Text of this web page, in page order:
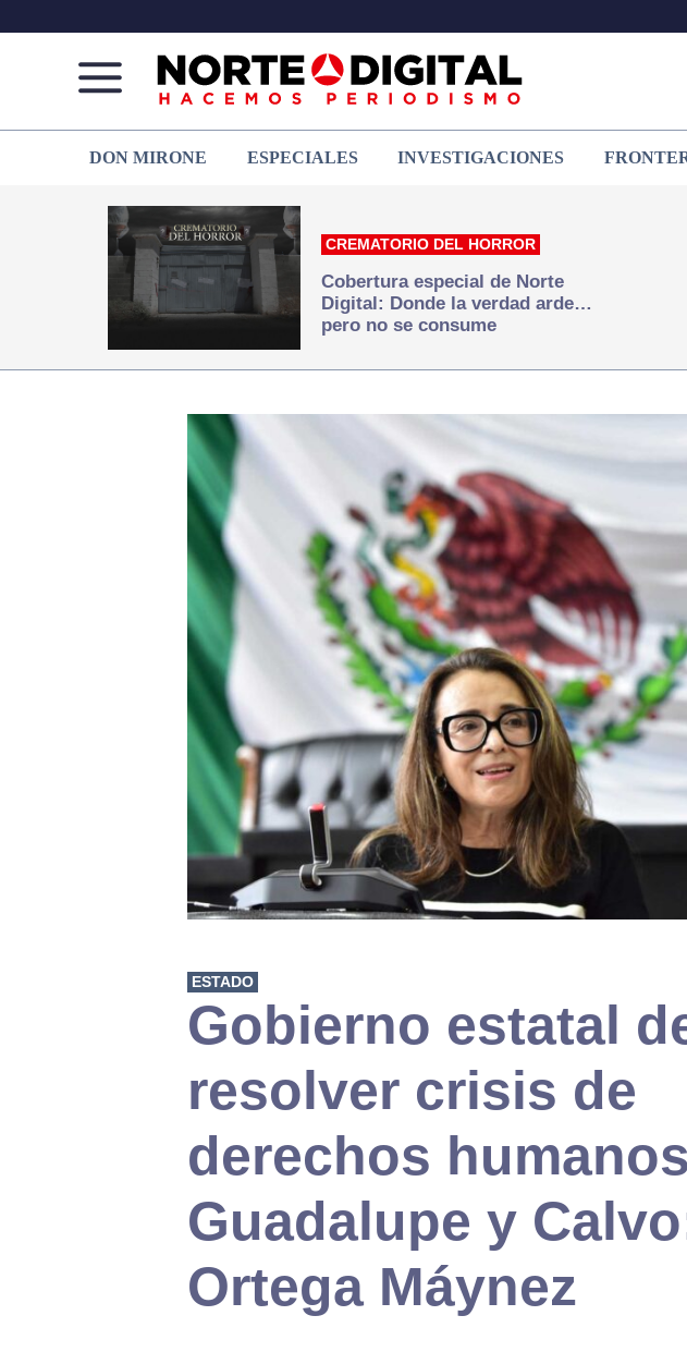
de
Juárez
que
hacemos periodismo
DON MIRONE ESPECIALES INVESTIGACIONES
CREMATORIO DEL HORROR
Cobertura especial de Norte
Digital: Donde la verdad arde…
pero no se consume
ESTADO
Gobierno estatal
resolver crisis de
derechos
Guadalupe y
Ortega Máynez